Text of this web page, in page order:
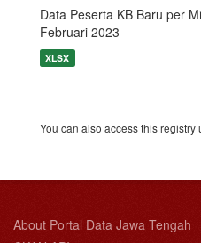
Data Peserta KB Baru per
Februari 2023
XLSX
You can also access this registry
About Portal Data Jawa Tengah